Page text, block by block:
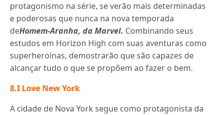
protagonismo na série, se verão mais determinadas
e poderosas que nunca na nova temporada
deHomem-Aranha, da Marvel. Combinando seus
estudos em Horizon High com suas aventuras como
superheroínas, demostrarão que são capazes de
alcançar tudo o que se propõem ao fazer o bem.
8.I Love New York
A cidade de Nova York segue como protagonista da